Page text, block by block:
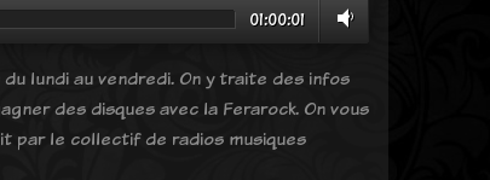
01:00:01
lundi au vendredi. On y traite des infos
des disques avec la Ferarock. On vous
par le collectif de radios musiques